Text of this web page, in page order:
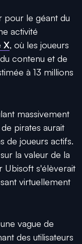
pour le géant du
activité
X, où les joueurs
contenu et de
à 13 millions
massivement
pirates aurait
de joueurs actifs.
la valeur de la
Ubisoft s'élèverait
virtuellement
vague de
des utilisateurs